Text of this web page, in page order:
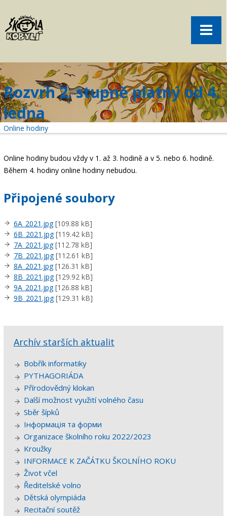
Aktuality
Volný čas
Kontakt
Akce
žákovská knížka
objednání obědů
Menu
Rozvrh 2. stupně platný od 4.
ledna
Online hodiny
Online hodiny budou vždy v 1. až 3. hodině a v 5. nebo 6. hodině.
Během 4. hodiny online hodiny nebudou.
Připojené soubory
6A_2021.jpg[109.88 kB]
6B_2021.jpg[119.42 kB]
7A_2021.jpg[112.78 kB]
7B_2021.jpg[112.61 kB]
8A_2021.jpg[126.31 kB]
8B_2021.jpg[129.92 kB]
9A_2021.jpg[126.88 kB]
9B_2021.jpg[129.31 kB]
Archív starších aktualit
Bobřík informatiky
PYTHAGORIÁDA
Přírodovědný klokan
Další možnost využití volného času
Sběr šípků
Інформація та форми
Organizace školního roku 2022/2023
Kroužky
INFORMACE K ZAČÁTKU ŠKOLNÍHO ROKU
Život včel
Ředitelské volno
Dětská olympiáda
Recitační soutěž